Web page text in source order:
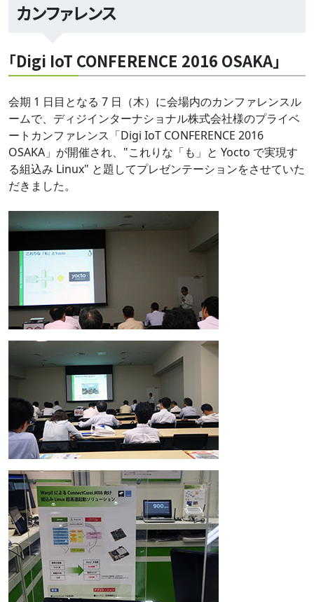
カンファレンス
「Digi IoT CONFERENCE 2016 OSAKA」
会期 1 日目となる 7 日（木）に会場内のカンファレンスル
ームで、ディジインターナショナル株式会社様のプライベ
ートカンファレンス「Digi IoT CONFERENCE 2016
OSAKA」が開催され、"これりな「も」と Yocto で実現す
る組込み Linux" と題してプレゼンテーションをさせていた
だきました。